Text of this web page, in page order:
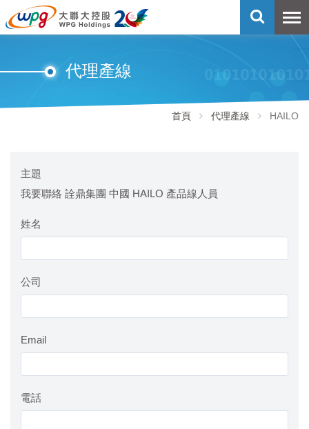
代理產線
首頁 代理產線 HAILO
主題
我要聯絡 詮鼎集團 中國 HAILO 產品線人員
姓名
公司
Email
電話